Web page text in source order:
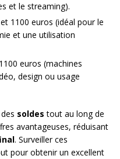
et le streaming).
1100 euros (idéal pour le
et une utilisation
euros (machines
design ou usage
soldes tout au long de
avantageuses, réduisant
. Surveiller ces
pour obtenir un excellent